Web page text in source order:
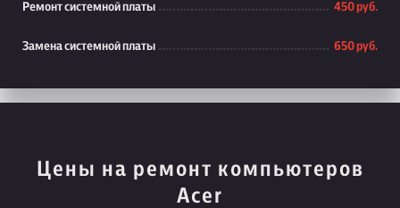
Ремонт системной платы 450 руб.
Замена системной платы 650 руб.
Цены на ремонт компьютеров
Acer